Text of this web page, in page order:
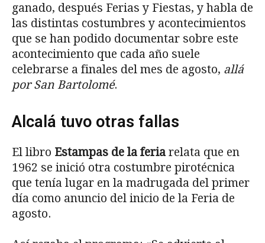
ganado, después Ferias y Fiestas, y habla de
las distintas costumbres y acontecimientos
que se han podido documentar sobre este
acontecimiento que cada año suele
celebrarse a finales del mes de agosto, allá
por San Bartolomé.
Alcalá tuvo otras fallas
El libro Estampas de la feria relata que en
1962 se inició otra costumbre piro­técnica
que tenía lugar en la madrugada del primer
día como anuncio del inicio de la Feria de
agosto.